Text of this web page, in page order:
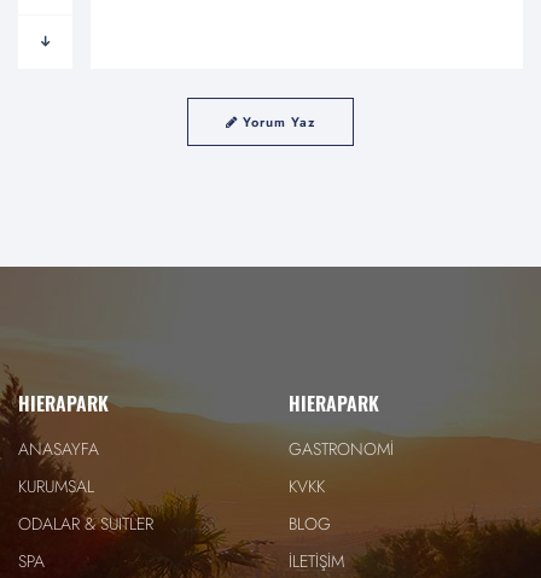
Yorum Yaz
HIERAPARK
ANASAYFA
KURUMSAL
ODALAR & SUITLER
SPA
HIERAPARK
GASTRONOMİ
KVKK
BLOG
İLETİŞİM